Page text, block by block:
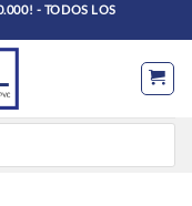
- TODOS LOS